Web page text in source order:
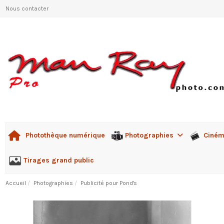
Nous contacter
Photothèque numérique Photographies
Tirages grand public
Accueil Photographies Publicité pour Pond's